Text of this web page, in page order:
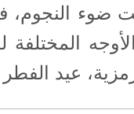
تحت ضوء
عيد الفطر